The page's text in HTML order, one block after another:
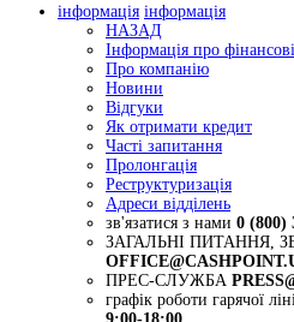
інформація інформація
НАЗАД
Інформація про
Про компанію
Новини
Відгуки
Як отримати кредит
Часті запитання
Пролонгація
Реструктуризація
Адреси відділень
зв'язатися з нами 0 (800)
ЗАГАЛЬНІ ПИТАННЯ,
ПРЕС-СЛУЖБА
графік роботи гарячої